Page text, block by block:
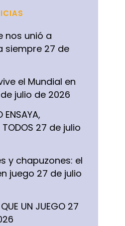
nos unió a
siempre 27 de
el Mundial en
julio de 2026
ENSAYA,
TODOS 27 de julio
y chapuzones: el
juego 27 de julio
UN JUEGO 27